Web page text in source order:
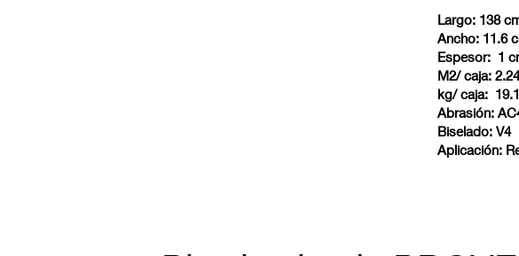
Largo: 138
Ancho: 11.6
Espesor: 1
M2/ caja:
kg/ caja:
Abrasión:
Biselado: V4
Aplicación: